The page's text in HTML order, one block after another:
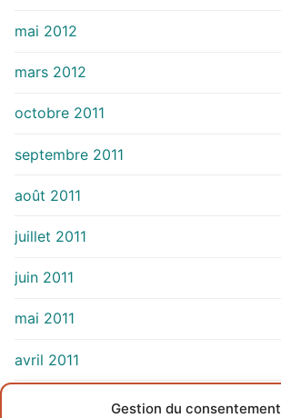
Gestion du consentement
mai 2012
mars 2012
octobre 2011
septembre 2011
août 2011
juillet 2011
juin 2011
mai 2011
avril 2011